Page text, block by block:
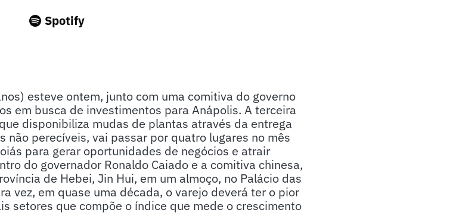
Spotify
esteve ontem, junto com uma comitiva do governo
em busca de investimentos para Anápolis. A terceira
disponibiliza mudas de plantas através da entrega
não perecíveis, vai passar por quatro lugares no mês
para gerar oportunidades de negócios e atrair
do governador Ronaldo Caiado e a comitiva chinesa,
de Hebei, Jin Hui, em um almoço, no Palácio das
vez, em quase uma década, o varejo deverá ter o pior
setores que compõe o índice que mede o crescimento